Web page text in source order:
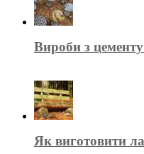
Вироби з цементу
Як виготовити